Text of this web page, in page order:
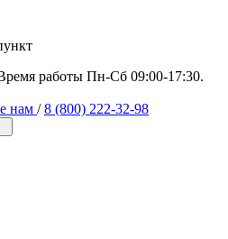
работы Пн-Сб 09:00-17:30.
нам / 8 (800) 222-32-98